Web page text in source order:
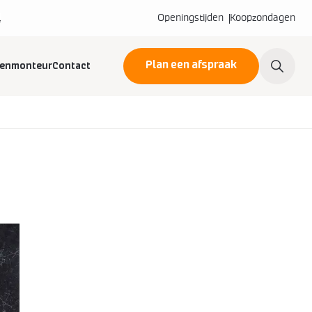
Openingstijden Koopzondagen
Contact Plan een afspraak